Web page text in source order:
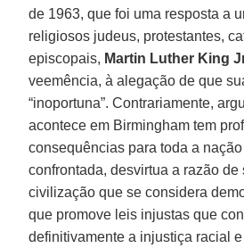
de 1963, que foi uma resposta a
religiosos judeus, protestantes,
episcopais, Martin Luther King
veemência, à alegação de que
“inoportuna”. Contrariamente,
acontece em Birmingham tem
consequências para toda a
confrontada, desvirtua a razão de
civilização que se considera
que promove leis injustas que
definitivamente a injustiça racial